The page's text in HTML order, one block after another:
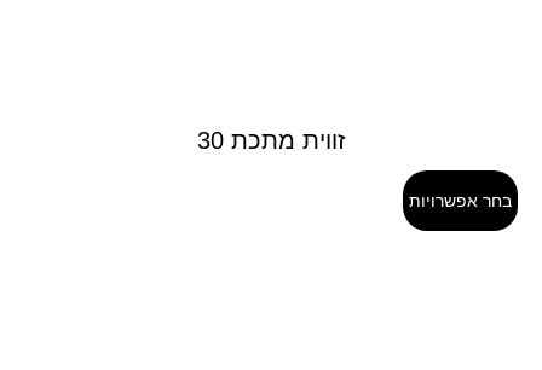
זווית מתכת 30
בחר אפשרויות